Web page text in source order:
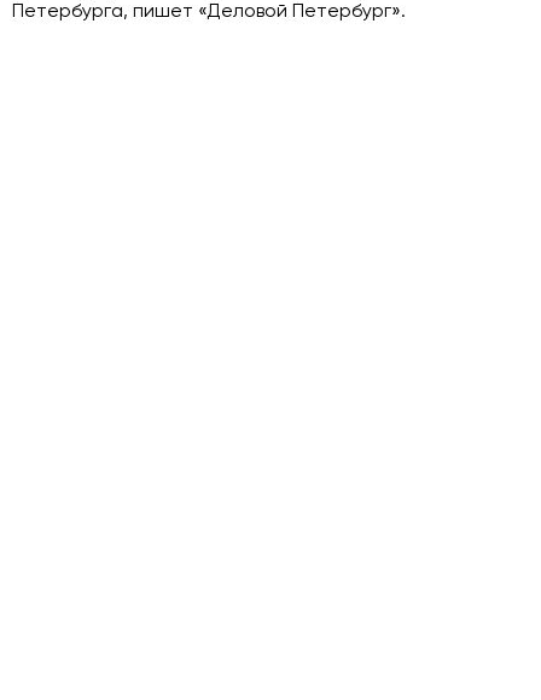
Петербурга, пишет «Деловой Петербург».